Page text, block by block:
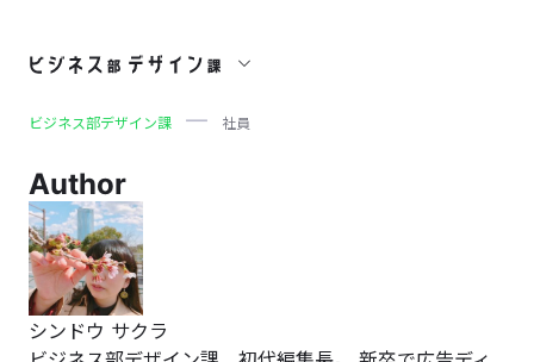
社員
ビジネス部デザイン課 社員
Author
シンドウ サクラ